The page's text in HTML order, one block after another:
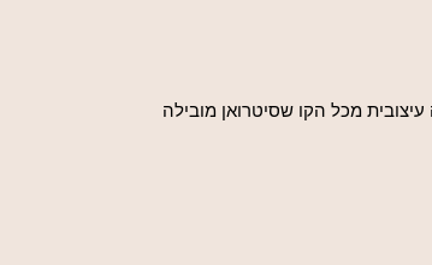
מכל הקו שסיטרואן מובילה